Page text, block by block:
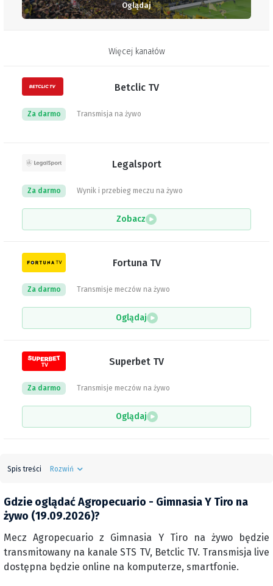
Oglądaj
Więcej kanałów
Betclic TV
Transmisja na żywo
Za darmo
Legalsport
Wynik i przebieg meczu na żywo
Za darmo
Zobacz
Fortuna TV
Transmisje meczów na żywo
Za darmo
Oglądaj
Superbet TV
Transmisje meczów na żywo
Za darmo
Oglądaj
Spis treści Rozwiń
Gdzie oglądać Agropecuario - Gimnasia Y Tiro na
żywo (19.09.2026)?
Mecz Agropecuario z Gimnasia Y Tiro na żywo będzie
transmitowany na kanale STS TV, Betclic TV. Transmisja live
dostępna będzie online na komputerze, smartfonie.